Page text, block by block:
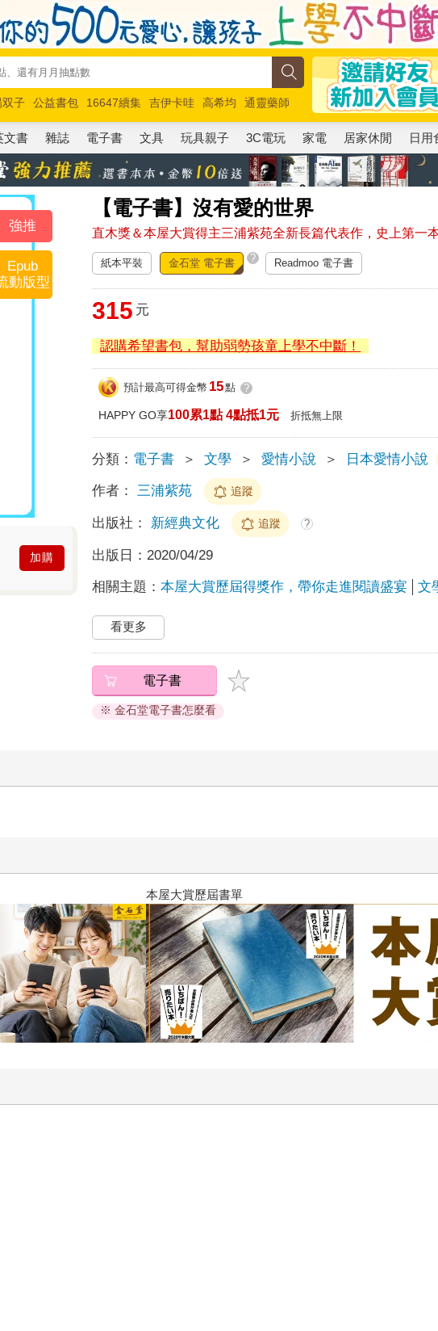
双子 公益書包 16647續集 吉伊卡哇 高希均
通靈藥師
新作 馬斯克 玩具總動員5 超慢跑
文書 雜誌 電子書 文具 玩具親子 3C電玩 家電 居家休閒 日用
【電子書】沒有愛的世界
直木獎＆本屋大賞得主三浦紫苑全新長篇代表作，史上第一
強推
Epub
動版型
加購
紙本平裝 金石堂 電子書 ? Readmoo 電子書
315 元
認購希望書包，幫助弱勢孩童上學不中斷！
預計最高可得金幣 15點 ?
HAPPY GO享100累1點 4點抵1元 折抵無上限
分類： 電子書 ＞ 文學 ＞ 愛情小說 ＞ 日本愛情小說
作者： 三浦紫苑 追蹤
出版社： 新經典文化 追蹤 ?
出版日： 2020/04/29
相關主題：本屋大賞歷屆得獎作，帶你走進閱讀盛宴 文
看更多
電子書
※ 金石堂電子書怎麼看
2026金石堂暑假漫博〈你好，我吃一點〉第二波